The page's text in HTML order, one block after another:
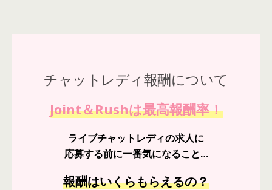
チャットレディ報酬について
Joint＆Rushは最高報酬率！
ライブチャットレディの求人に
応募する前に一番気になること…
報酬はいくらもらえるの？